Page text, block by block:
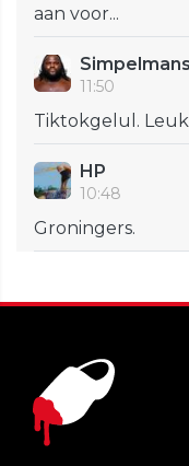
aan voor...
Simpelmans
11:50
Tiktokgelul.
HP
10:48
Groningers.